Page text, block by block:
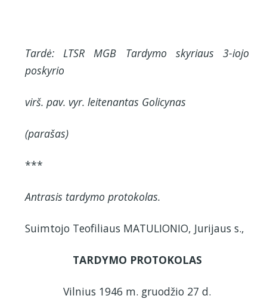
Tardė: LTSR MGB Tardymo skyriaus 3-iojo
poskyrio
virš. pav. vyr. leitenantas Golicynas
(parašas)
***
Antrasis tardymo protokolas.
Suimtojo Teofiliaus MATULIONIO, Jurijaus s.,
TARDYMO PROTOKOLAS
Vilnius 1946 m. gruodžio 27 d.